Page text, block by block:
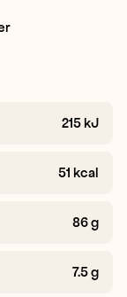
Frokost
215 kJ
51 kcal
86g
7.5g